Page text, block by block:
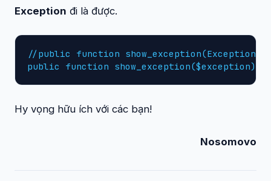
Exception đi là được.
//public function show_exception(Exception
public function show_exception($exception)//
Hy vọng hữu ích với các bạn!
Nosomovo